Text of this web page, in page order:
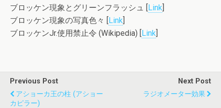
ブロッケン現象とグリーンフラッシュ [Link]
ブロッケン現象の写真色々 [Link]
ブロッケンJr.使用禁止令 (Wikipedia) [Link]
Previous Post
アショーカ王の柱 (アショー
カピラー)
Next Post
ラジオメーター効果